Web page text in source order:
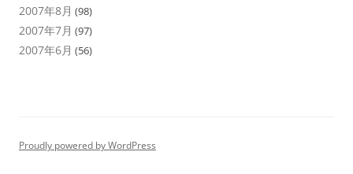
2007年8月 (98)
2007年7月 (97)
2007年6月 (56)
Proudly powered by WordPress